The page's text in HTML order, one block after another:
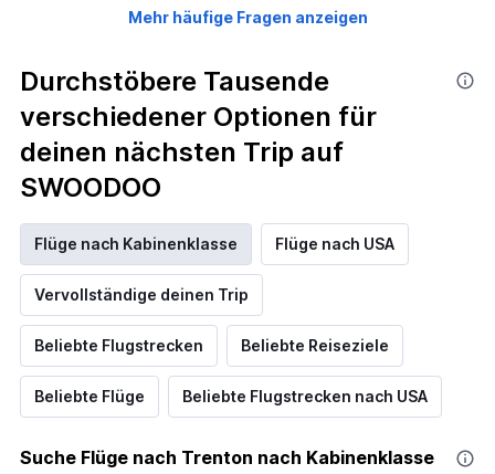
Mehr häufige Fragen anzeigen
Durchstöbere Tausende
verschiedener Optionen für
deinen nächsten Trip auf
SWOODOO
Flüge nach Kabinenklasse Flüge nach USA
Vervollständige deinen Trip
Beliebte Flugstrecken Beliebte Reiseziele
Beliebte Flüge Beliebte Flugstrecken nach USA
Suche Flüge nach Trenton nach Kabinenklasse